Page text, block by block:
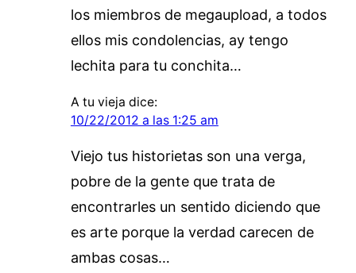
los miembros de megaupload, a todos
ellos mis condolencias, ay tengo
lechita para tu conchita…
A tu vieja dice:
10/22/2012 a las 1:25 am
Viejo tus historietas son una verga,
pobre de la gente que trata de
encontrarles un sentido diciendo que
es arte porque la verdad carecen de
ambas cosas…